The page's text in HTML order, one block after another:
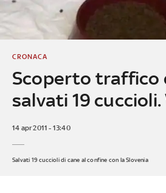
Scoperto traffico
salvati 19 cuccioli.
CRONACA
14 apr 2011 - 13:40
Salvati 19 cuccioli di cane al confine con la Slovenia